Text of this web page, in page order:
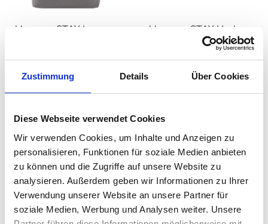
Zustimmung Details Über Cookies
Diese Webseite verwendet Cookies
Wir verwenden Cookies, um Inhalte und Anzeigen zu
personalisieren, Funktionen für soziale Medien anbieten
zu können und die Zugriffe auf unsere Website zu
analysieren. Außerdem geben wir Informationen zu Ihrer
Verwendung unserer Website an unsere Partner für
soziale Medien, Werbung und Analysen weiter. Unsere
blomus - STAY Lounger
299,00 €
Variantenauswählen
blomus - STAY Hocker
119,00 €
Varianten